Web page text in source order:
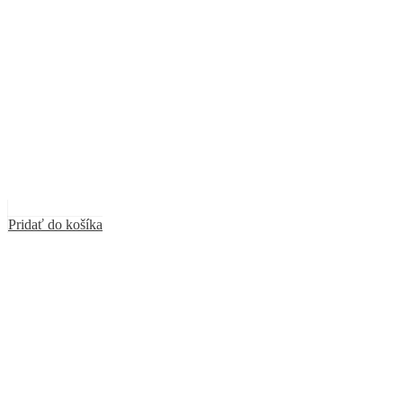
Pridať do košíka